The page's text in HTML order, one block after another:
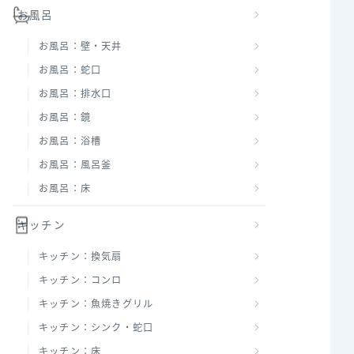
お風呂
お風呂：壁・天井
お風呂：蛇口
お風呂：排水口
お風呂：鏡
お風呂：浴槽
お風呂：風呂釜
お風呂：床
キッチン
キッチン：換気扇
キッチン：コンロ
キッチン：魚焼きグリル
キッチン：シンク・蛇口
キッチン：床